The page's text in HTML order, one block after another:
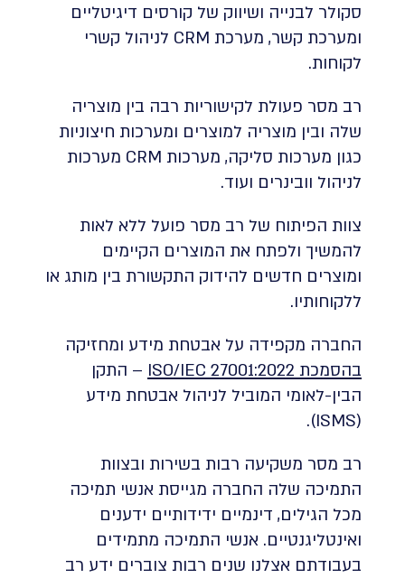
סקולר לבנייה ושיווק של קורסים דיגיטליים
ומערכת קשר, מערכת CRM לניהול קשרי
לקוחות.
רב מסר פעולת לקישוריות רבה בין מוצריה
שלה ובין מוצריה למוצרים ומערכות חיצוניות
כגון מערכות סליקה, מערכות CRM מערכות
לניהול וובינרים ועוד.
צוות הפיתוח של רב מסר פועל ללא לאות
להמשיך ולפתח את המוצרים הקיימים
ומוצרים חדשים להידוק התקשורת בין מותג או
ללקוחותיו.
החברה מקפידה על אבטחת מידע ומחזיקה
בהסמכת ISO/IEC 27001:2022
– התקן
הבין-לאומי המוביל לניהול אבטחת מידע
(ISMS).
רב מסר משקיעה רבות בשירות ובצוות
התמיכה שלה החברה מגייסת אנשי תמיכה
מכל הגילים, דינמיים ידידותיים ידענים
ואינטליגנטיים. אנשי התמיכה מתמידים
בעבודתם אצלנו שנים רבות צוברים ידע רב